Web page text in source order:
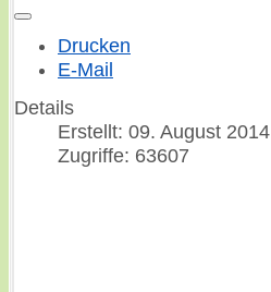
Drucken
E-Mail
Details
Erstellt: 09. August 2014
Zugriffe: 63607